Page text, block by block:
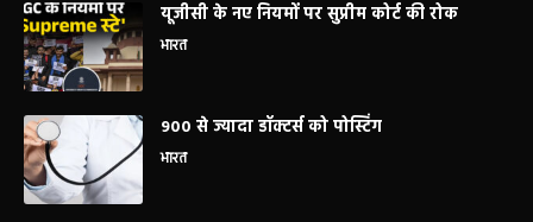
यूजीसी के नए नियमों पर सुप्रीम कोर्ट की रोक
भारत
900 से ज्यादा डॉक्टर्स को पोस्टिंग
भारत